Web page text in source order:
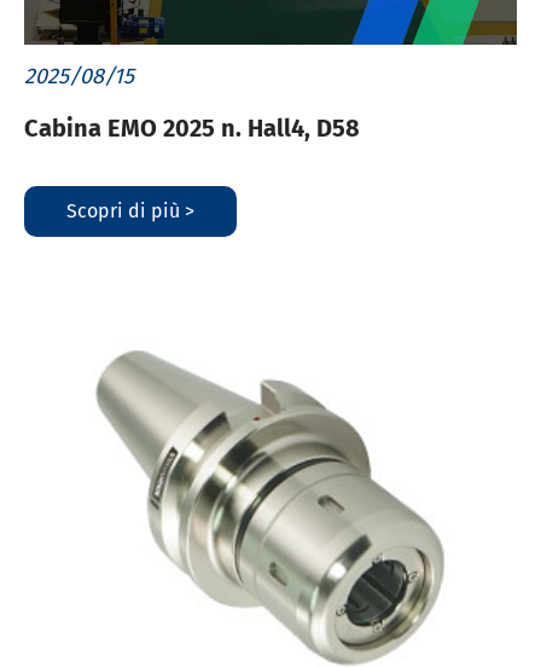
2025/08/15
Cabina EMO 2025 n. Hall4, D58
Scopri di più >